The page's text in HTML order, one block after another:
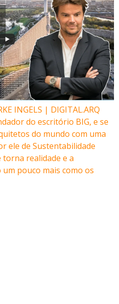
INGELS | DIGITAL.ARQ
do escritório BIG, e se
do mundo com uma
ele de Sustentabilidade
torna realidade e a
pouco mais como os